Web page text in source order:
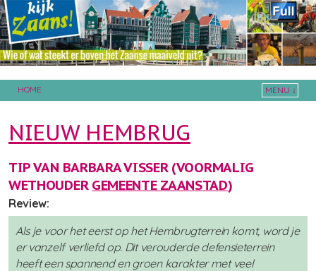
HOME
MENU ↓
NIEUW HEMBRUG
TIP VAN BARBARA VISSER (VOORMALIG
WETHOUDER GEMEENTE ZAANSTAD)
Review:
Als je voor het eerst op het Hembrugterrein komt, word je
er vanzelf verliefd op. Dit verouderde defensieterrein
heeft een spannend en groen karakter met veel